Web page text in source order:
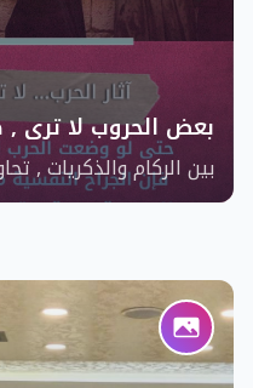
بعض الحروب لا ترى ,
النفسي
بين الركام والذكريات ,